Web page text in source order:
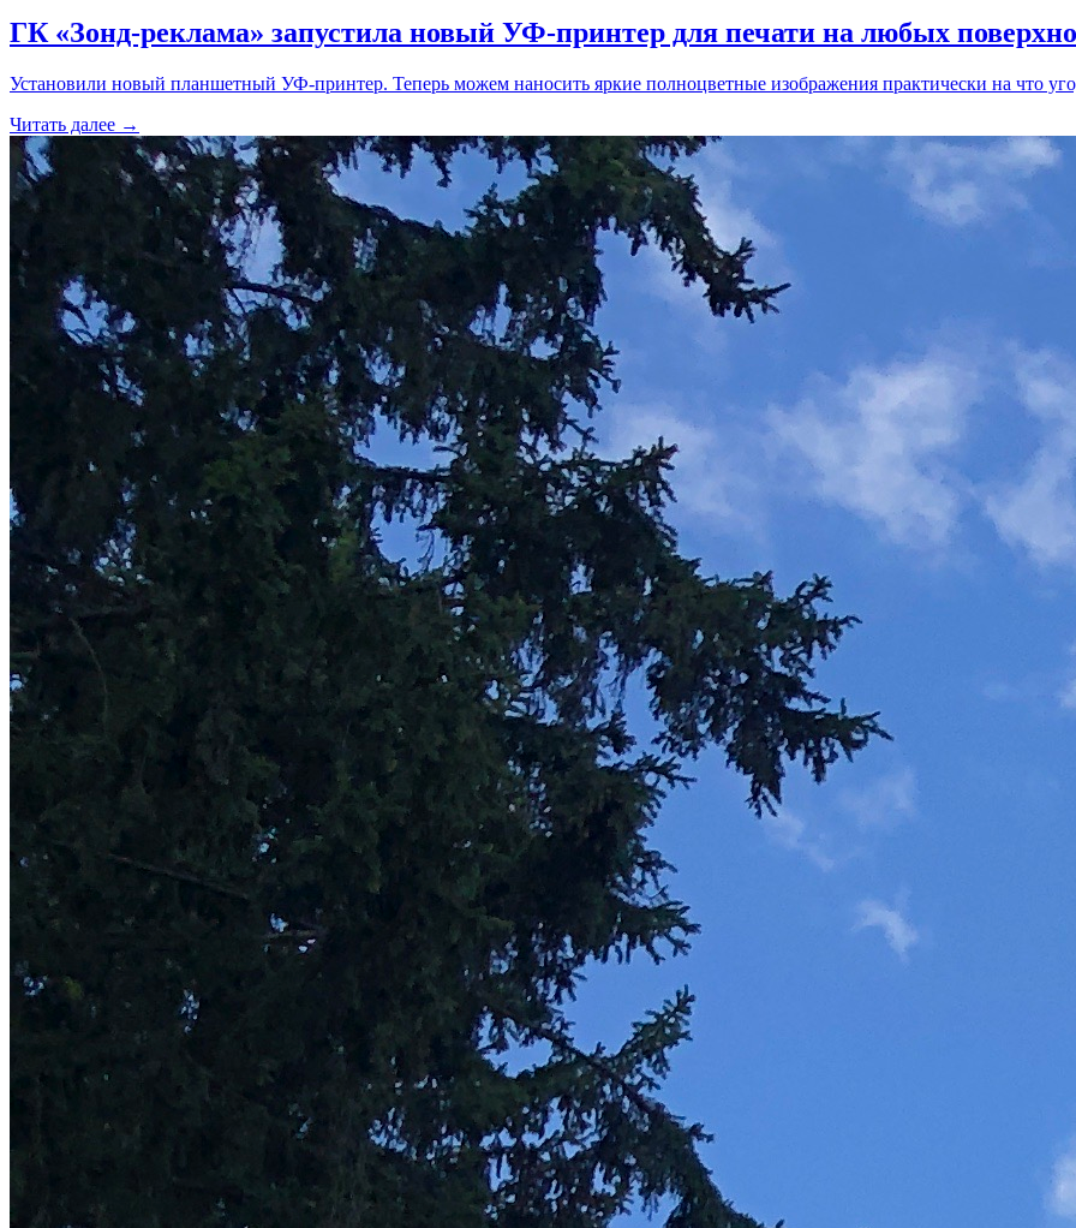
ГК «Зонд-реклама» запустила новый УФ-принтер для печати на любых
Установили новый планшетный УФ-принтер. Теперь можем наносить яркие полноцветные изображения практически на что
Читать далее →